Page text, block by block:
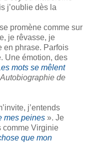
j’oublie dès la
promène comme sur
je rêvasse, je
en phrase. Parfois
Une émotion, des
mots se mêlent
Autobiographie de
j’entends
mes peines ». Je
comme Virginie
que mon